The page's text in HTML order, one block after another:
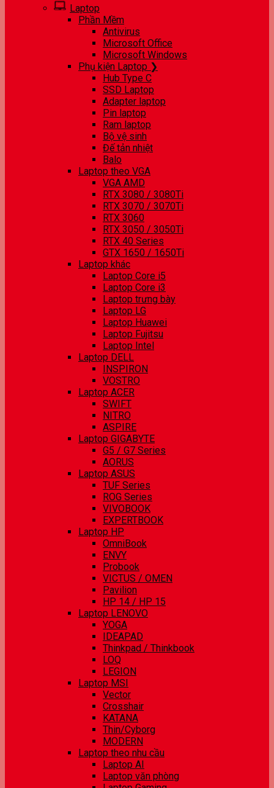
Laptop
Phần Mềm
Antivirus
Microsoft Office
Microsoft Windows
Phụ kiện Laptop ❯
Hub Type C
SSD Laptop
Adapter laptop
Pin laptop
Ram laptop
Bộ vệ sinh
Đế tản nhiệt
Balo
Laptop theo VGA
VGA AMD
RTX 3080 / 3080Ti
RTX 3070 / 3070Ti
RTX 3060
RTX 3050 / 3050Ti
RTX 40 Series
GTX 1650 / 1650Ti
Laptop khác
Laptop Core i5
Laptop Core i3
Laptop trưng bày
Laptop LG
Laptop Huawei
Laptop Fujitsu
Laptop Intel
Laptop DELL
INSPIRON
VOSTRO
Laptop ACER
SWIFT
NITRO
ASPIRE
Laptop GIGABYTE
G5 / G7 Series
AORUS
Laptop ASUS
TUF Series
ROG Series
VIVOBOOK
EXPERTBOOK
Laptop HP
OmniBook
ENVY
Probook
VICTUS / OMEN
Pavilion
HP 14 / HP 15
Laptop LENOVO
YOGA
IDEAPAD
Thinkpad / Thinkbook
LOQ
LEGION
Laptop MSI
Vector
Crosshair
KATANA
Thin/Cyborg
MODERN
Laptop theo nhu cầu
Laptop AI
Laptop văn phòng